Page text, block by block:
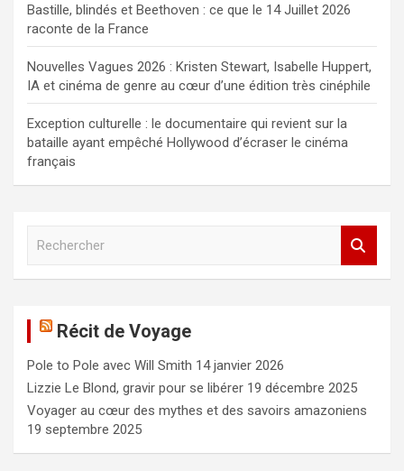
Bastille, blindés et Beethoven : ce que le 14 Juillet 2026
raconte de la France
Nouvelles Vagues 2026 : Kristen Stewart, Isabelle Huppert,
IA et cinéma de genre au cœur d’une édition très cinéphile
Exception culturelle : le documentaire qui revient sur la
bataille ayant empêché Hollywood d’écraser le cinéma
français
c
h
e
r
Récit de Voyage
Pole to Pole avec Will Smith 14 janvier 2026
Lizzie Le Blond, gravir pour se libérer 19 décembre 2025
Voyager au cœur des mythes et des savoirs amazoniens
19 septembre 2025